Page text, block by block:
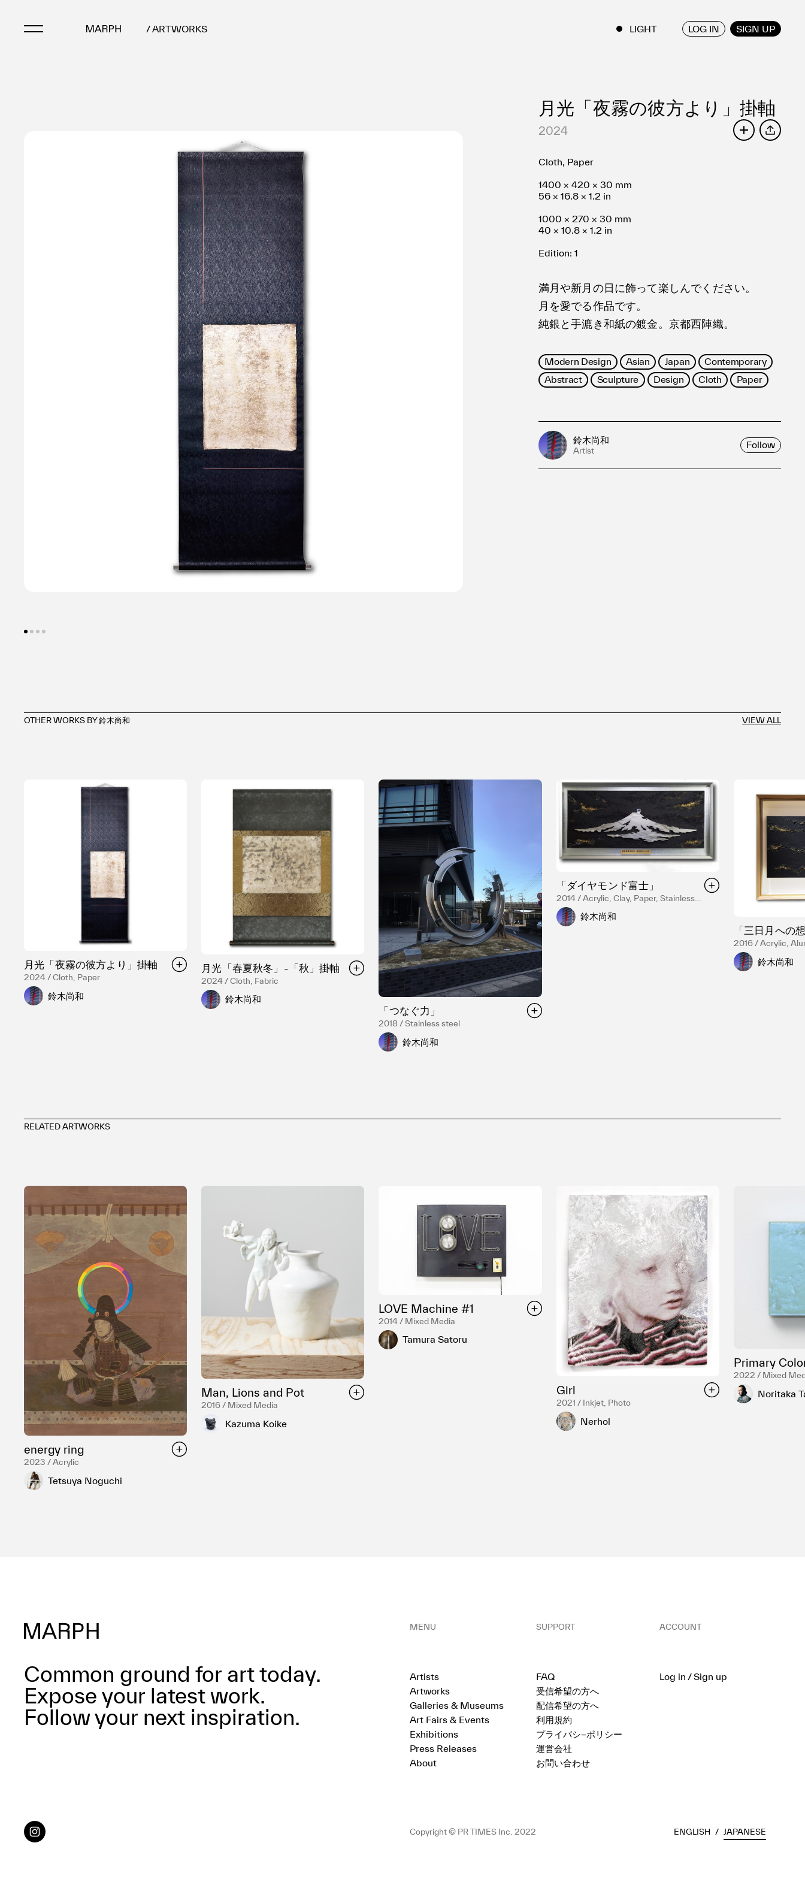
/ ARTWORKS LOG IN SIGN UP
Art Fairs & Events
Press Releases
About
FAQ
利用規約
プライバシ−ポリシー
ENGLISH / JAPANESE
月光「夜霧の彼方より」掛軸
2024
Cloth, Paper
1400 × 420 × 30 mm
56 × 16.8 × 1.2 in
1000 × 270 × 30 mm
40 × 10.8 × 1.2 in
Edition: 1
満月や新月の日に飾って楽しんでください。
月を愛でる作品です。
純銀と手漉き和紙の鍍金。京都西陣織。
Modern Design Asian Japan
Contemporary
Abstract
Sculpture Design Cloth Paper
鈴木尚和
Artist
Follow
OTHER WORKS BY 鈴木尚和 VIEW ALL
月光「夜霧の彼方より」掛軸
2024 / Cloth, Paper
鈴木尚和
月光「春夏秋冬」-「秋」掛軸
2024 / Cloth, Fabric
鈴木尚和
「つなぐ力」
2018 / Stainless steel
鈴木尚和
「ダイヤモンド富士」
2014 / Acrylic, Clay, Paper, Stainless
steel, Gold luster
鈴木尚和
「三日月への
2016 / Acrylic,
Wood, Mixed
鈴木尚和
RELATED ARTWORKS
energy ring
2023 / Acrylic
Tetsuya Noguchi
Man, Lions and Pot
2016 / Mixed Media
Kazuma Koike
LOVE Machine #1
2014 / Mixed Media
Tamura Satoru
Girl
2021 / Inkjet, Photo
Nerhol
Primary
2022 / Mixed
Noritaka
Common ground for art today.
Expose your latest work.
Follow your next inspiration.
MENU
Artists
Artworks
Galleries & Museums
Art Fairs & Events
Exhibitions
Press Releases
About
SUPPORT
FAQ
受信希望の方へ
配信希望の方へ
利用規約
プライバシ−ポリシー
運営会社
お問い合わせ
ACCOUNT
Log in / Sign up
Copyright © PR TIMES Inc. 2022 ENGLISH / JAPANESE